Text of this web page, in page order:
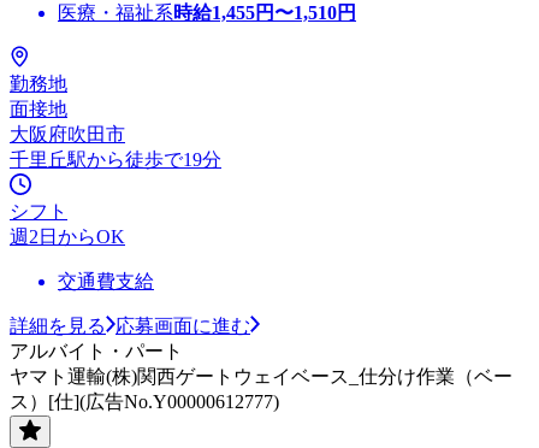
医療・福祉系時給1,455円〜1,510円
勤務地
面接地
大阪府吹田市
千里丘駅から徒歩で19分
シフト
週2日からOK
交通費支給
詳細を見る
応募画面に進む
アルバイト・パート
ヤマト運輸(株)関西ゲートウェイベース_仕分け作業（ベー
ス）[仕](広告No.Y00000612777)